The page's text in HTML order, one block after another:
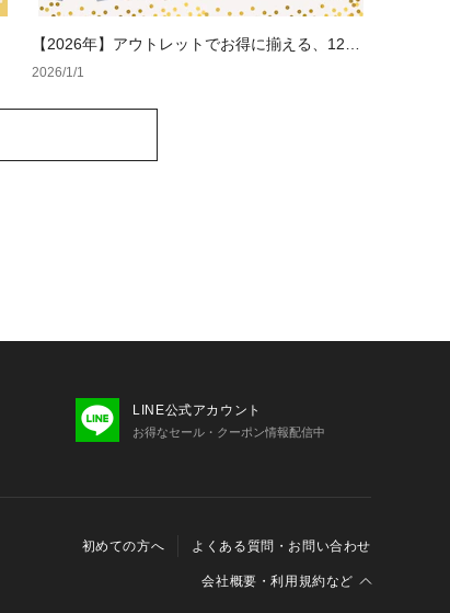
【2026年】アウトレットでお得に揃える、12星
座別ラッキーカラー
2026/1/1
LINE公式アカウント
お得なセール・クーポン情報配信中
初めての方へ よくある質問・お問い合わせ
会社概要・利用規約など